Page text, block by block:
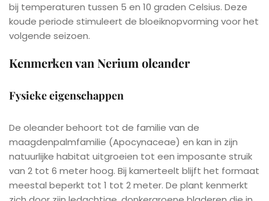
bij temperaturen tussen 5 en 10 graden Celsius. Deze
koude periode stimuleert de bloeiknopvorming voor het
volgende seizoen.
Kenmerken van Nerium oleander
Fysieke eigenschappen
De oleander behoort tot de familie van de
maagdenpalmfamilie (Apocynaceae) en kan in zijn
natuurlijke habitat uitgroeien tot een imposante struik
van 2 tot 6 meter hoog. Bij kamerteelt blijft het formaat
meestal beperkt tot 1 tot 2 meter. De plant kenmerkt